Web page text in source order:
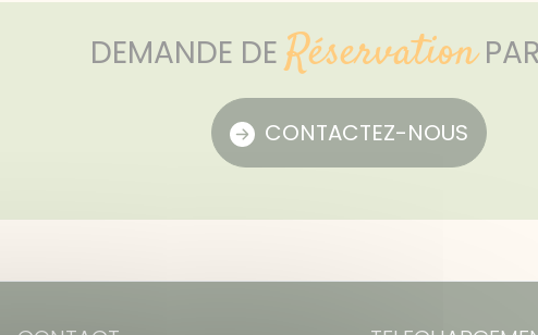
DEMANDE DERéservation
CONTACTEZ-NOUS